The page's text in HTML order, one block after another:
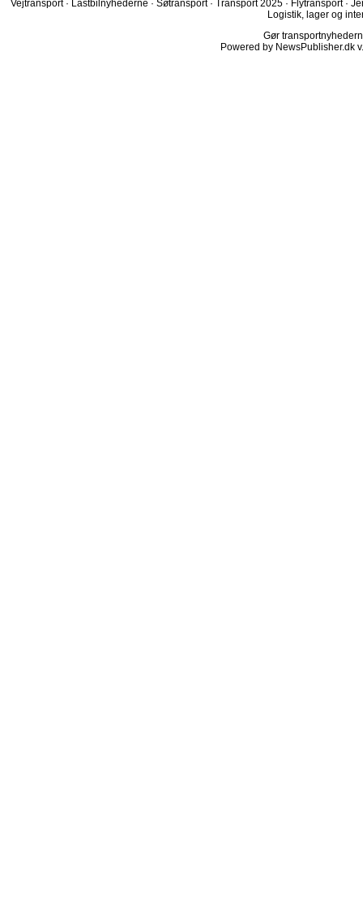
Vejtransport · Lastbilnyhederne · Søtransport · Transport 2025 · Flytransport ·
Logistik, lager og
Gør
Powered by NewsPublisher.dk